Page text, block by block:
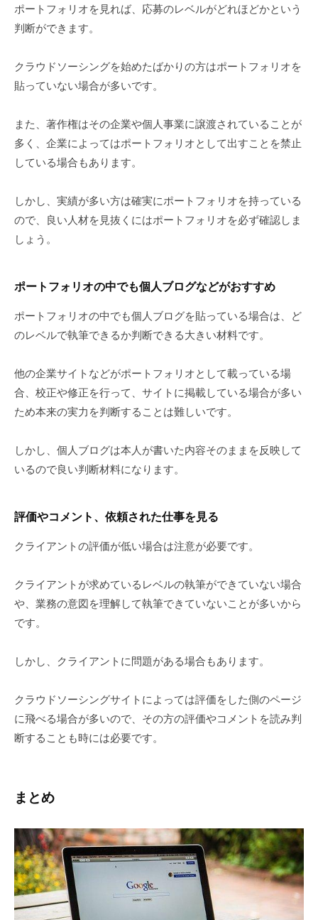
ポートフォリオを見れば、応募のレベルがどれほどかという
判断ができます。
クラウドソーシングを始めたばかりの方はポートフォリオを
貼っていない場合が多いです。
また、著作権はその企業や個人事業に譲渡されていることが
多く、企業によってはポートフォリオとして出すことを禁止
している場合もあります。
しかし、実績が多い方は確実にポートフォリオを持っている
ので、良い人材を見抜くにはポートフォリオを必ず確認しま
しょう。
ポートフォリオの中でも個人ブログなどがおすすめ
ポートフォリオの中でも個人ブログを貼っている場合は、ど
のレベルで執筆できるか判断できる大きい材料です。
他の企業サイトなどがポートフォリオとして載っている場
合、校正や修正を行って、サイトに掲載している場合が多い
ため本来の実力を判断することは難しいです。
しかし、個人ブログは本人が書いた内容そのままを反映して
いるので良い判断材料になります。
評価やコメント、依頼された仕事を見る
クライアントの評価が低い場合は注意が必要です。
クライアントが求めているレベルの執筆ができていない場合
や、業務の意図を理解して執筆できていないことが多いから
です。
しかし、クライアントに問題がある場合もあります。
クラウドソーシングサイトによっては評価をした側のページ
に飛べる場合が多いので、その方の評価やコメントを読み判
断することも時には必要です。
まとめ